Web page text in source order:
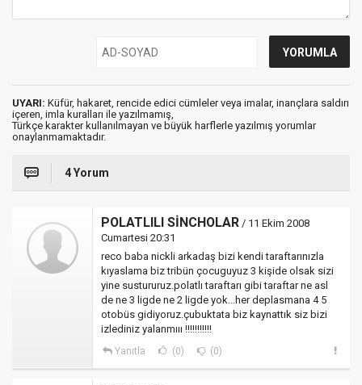
UYARI: Küfür, hakaret, rencide edici cümleler veya imalar, inançlara saldırı
içeren, imla kuralları ile yazılmamış,
Türkçe karakter kullanılmayan ve büyük harflerle yazılmış yorumlar
onaylanmamaktadır.
4 Yorum
POLATLILI SİNCHOLAR / 11 Ekim 2008
Cumartesi 20:31
reco baba nickli arkadaş bizi kendi taraftarınızla
kıyaslama biz tribün çocuguyuz 3 kişide olsak sizi
yine sustururuz.polatlı taraftarı gibi taraftar ne asl
de ne 3 ligde ne 2 ligde yok...her deplasmana 4 5
otobüs gidiyoruz.çubuktata biz kaynattık siz bizi
izlediniz yalanmııı !!!!!!!!!!!
Yanıtla (0) (0)